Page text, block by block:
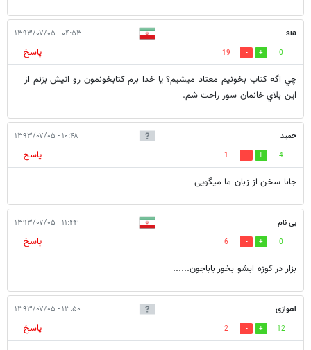
sia ۰۴:۵۳ - ۱۳۹۳/۰۷/۰۵
0
19
پاسخ
چي اگه كتاب بخونيم معتاد ميشيم؟ يا خدا برم كتابخونمون رو اتيش بزنم از
اين بلاي خانمان سور راحت شم.
حمید ۱۰:۴۸ - ۱۳۹۳/۰۷/۰۵
4
1
پاسخ
جانا سخن از زبان ما میگویی
بی نام ۱۱:۴۴ - ۱۳۹۳/۰۷/۰۵
0
6
پاسخ
بزار در کوزه ابشو بخور باباجون......
اهوازی ۱۳:۵۰ - ۱۳۹۳/۰۷/۰۵
12
2
پاسخ